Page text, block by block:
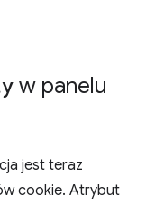
w panelu
jest teraz
cookie. Atrybut